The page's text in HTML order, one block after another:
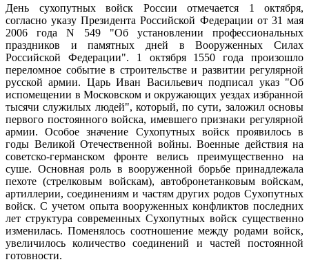
День сухопутных войск России отмечается 1 октября,
согласно указу Президента Российской Федерации от 31 мая
2006 года N 549 "Об установлении профессиональных
праздников и памятных дней в Вооруженных Силах
Российской Федерации". 1 октября 1550 года произошло
переломное событие в строительстве и развитии регулярной
русской армии. Царь Иван Васильевич подписал указ "Об
испомещении в Московском и окружающих уездах избранной
тысячи служилых людей", который, по сути, заложил основы
первого постоянного войска, имевшего признаки регулярной
армии. Особое значение Сухопутных войск проявилось в
годы Великой Отечественной войны. Военные действия на
советско-германском фронте велись преимущественно на
суше. Основная роль в вооруженной борьбе принадлежала
пехоте (стрелковым войскам), автобронетанковым войскам,
артиллерии, соединениям и частям других родов Сухопутных
войск. С учетом опыта вооруженных конфликтов последних
лет структура современных Сухопутных войск существенно
изменилась. Поменялось соотношение между родами войск,
увеличилось количество соединений и частей постоянной
готовности.